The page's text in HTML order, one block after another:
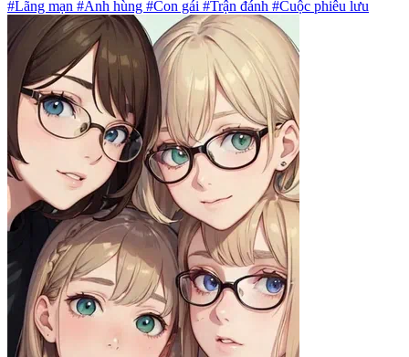
#Lãng mạn #Anh hùng #Con gái #Trận đánh #Cuộc phiêu lưu